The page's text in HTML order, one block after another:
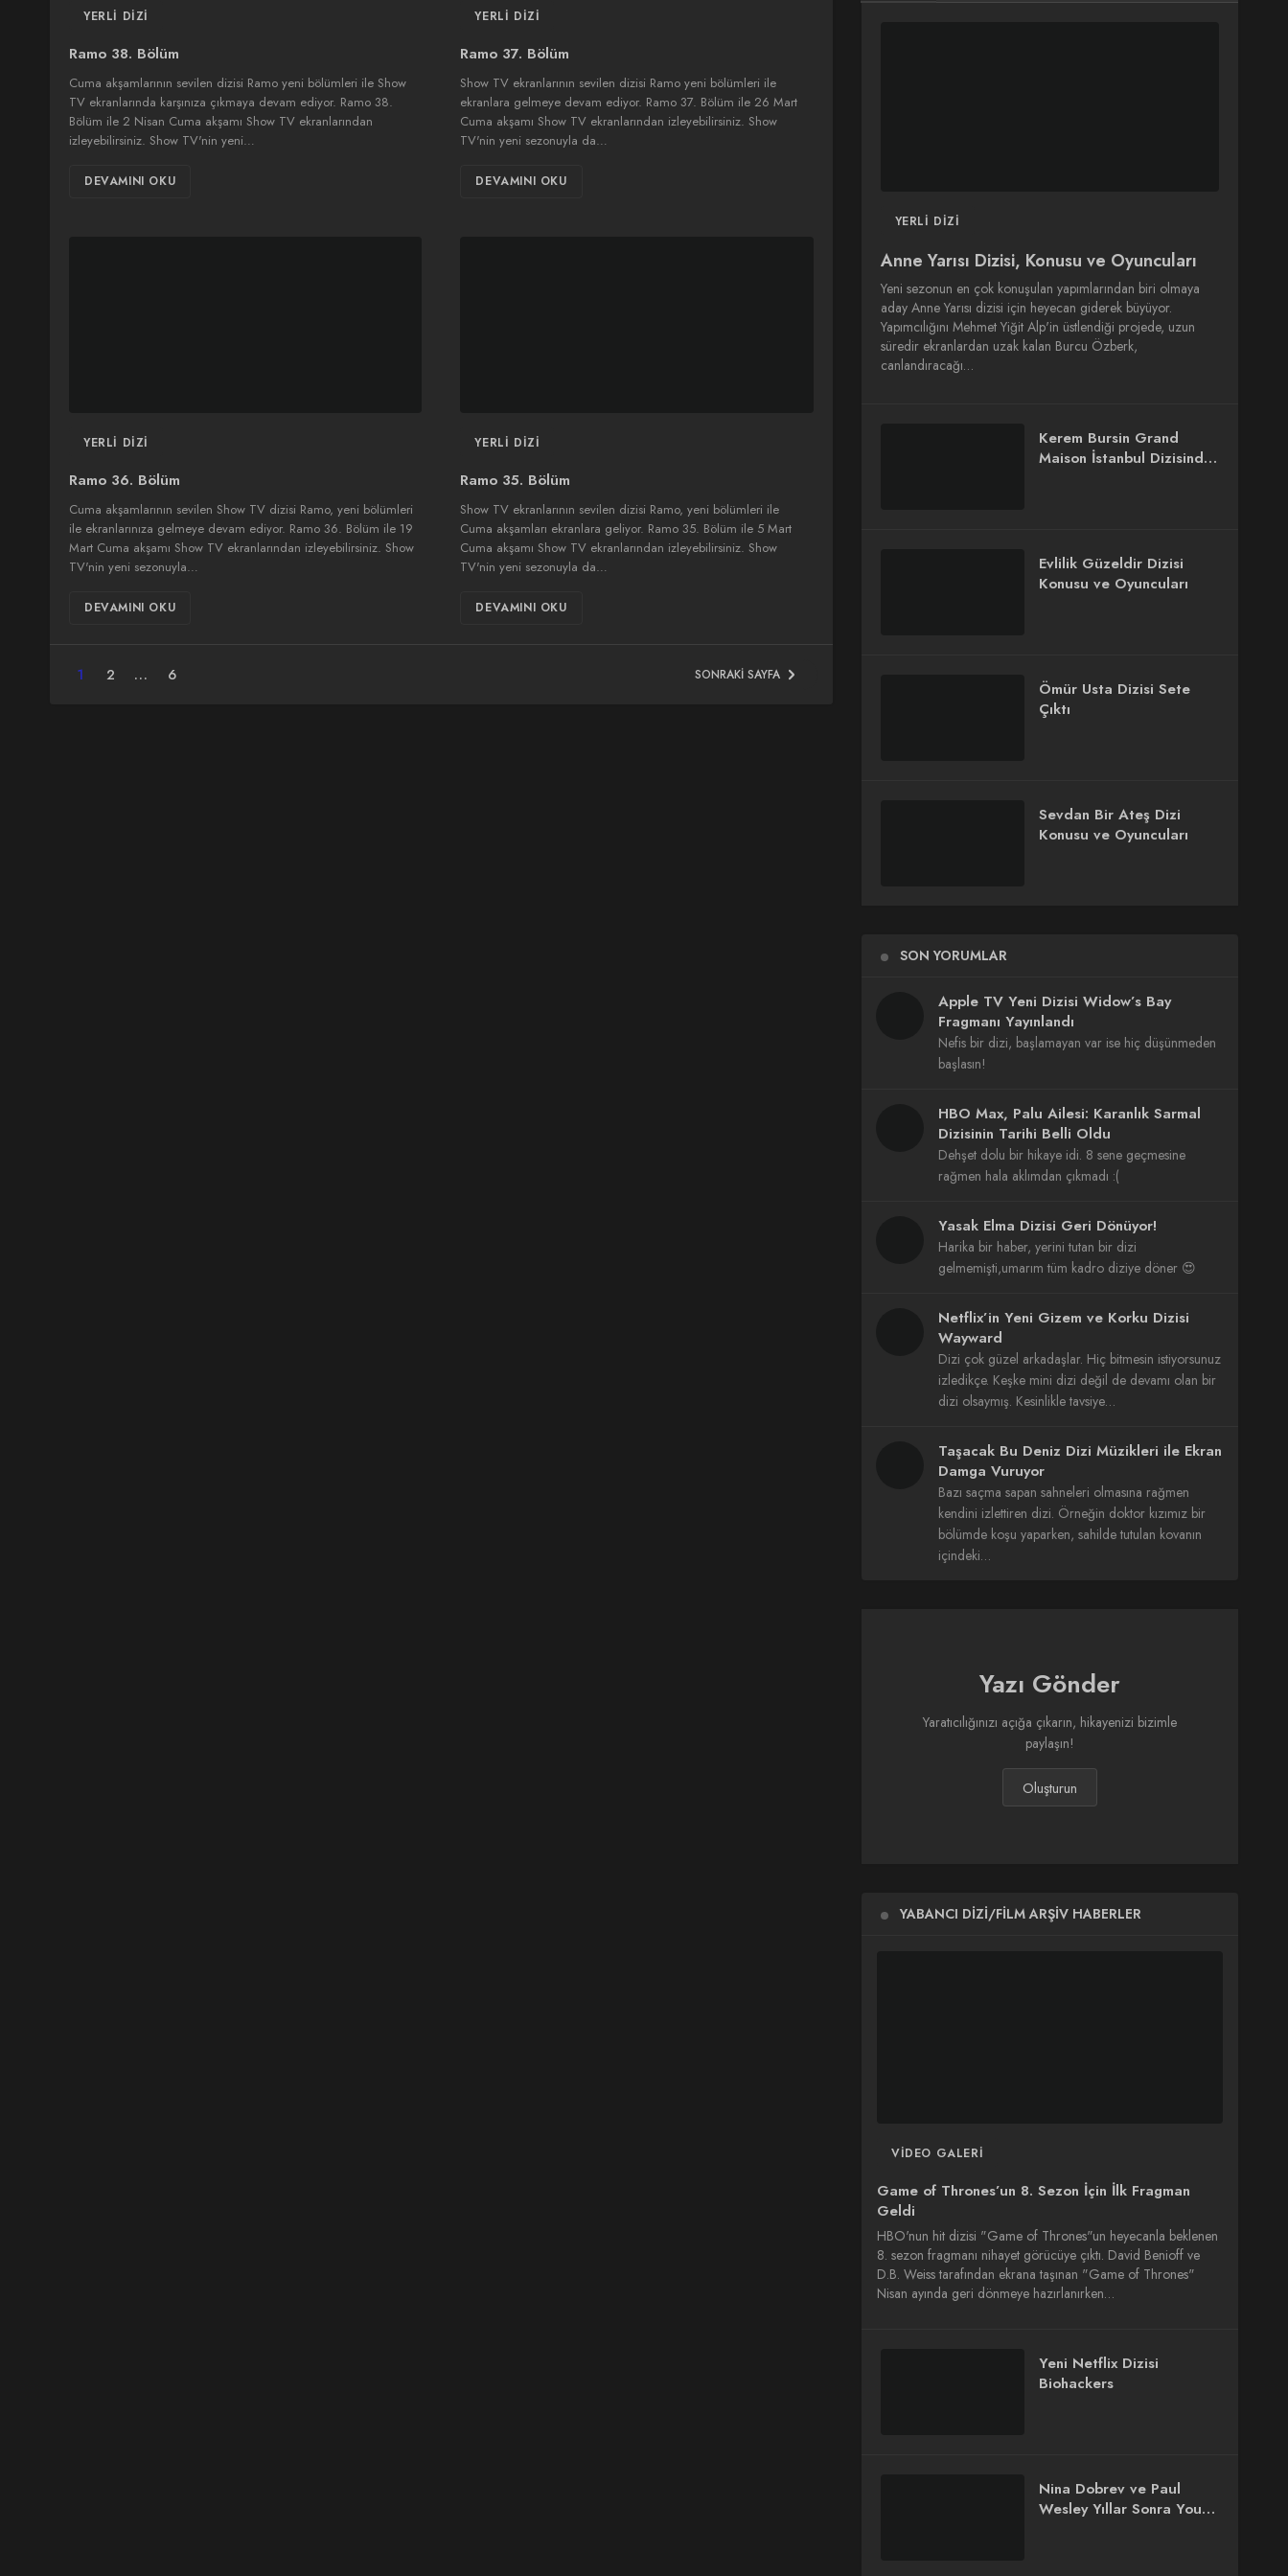
YERLI DIZI
Ramo 38. Bölüm
Cuma akşamlarının sevilen dizisi Ramo yeni bölümleri ile Show
TV ekranlarında karşınıza çıkmaya devam ediyor. Ramo 38.
Bölüm ile 2 Nisan Cuma akşamı Show TV ekranlarından
izleyebilirsiniz. Show TV'nin yeni…
DEVAMINI OKU
YERLI DIZI
Ramo 37. Bölüm
Show TV ekranlarının sevilen dizisi Ramo yeni bölümleri ile
ekranlara gelmeye devam ediyor. Ramo 37. Bölüm ile 26 Mart
Cuma akşamı Show TV ekranlarından izleyebilirsiniz. Show
TV'nin yeni sezonuyla da…
DEVAMINI OKU
YERLI DIZI
Ramo 36. Bölüm
Cuma akşamlarının sevilen Show TV dizisi Ramo, yeni bölümleri
ile ekranlarınıza gelmeye devam ediyor. Ramo 36. Bölüm ile 19
Mart Cuma akşamı Show TV ekranlarından izleyebilirsiniz. Show
TV'nin yeni sezonuyla…
DEVAMINI OKU
YERLI DIZI
Ramo 35. Bölüm
Show TV ekranlarının sevilen dizisi Ramo, yeni bölümleri ile
Cuma akşamları ekranlara geliyor. Ramo 35. Bölüm ile 5 Mart
Cuma akşamı Show TV ekranlarından izleyebilirsiniz. Show
TV'nin yeni sezonuyla da…
DEVAMINI OKU
1 2 … 6 SONRAKI SAYFA
YERLI DIZI
Anne Yarısı Dizisi, Konusu ve Oyuncuları
Yeni sezonun en çok konuşulan yapımlarından biri olmaya
aday Anne Yarısı dizisi için heyecan giderek büyüyor.
Yapımcılığını Mehmet Yiğit Alp'in üstlendiği projede, uzun
süredir ekranlardan uzak kalan Burcu Özberk,
canlandıracağı…
Kerem Bursin Grand
Maison İstanbul Dizisinde
Evlilik Güzeldir Dizisi
Konusu ve Oyuncuları
Ömür Usta Dizisi Sete
Çıktı
Sevdan Bir Ateş Dizi
Konusu ve Oyuncuları
SON YORUMLAR
Apple TV Yeni Dizisi Widow’s Bay
Fragmanı Yayınlandı
Nefis bir dizi, başlamayan var ise hiç düşünmeden
başlasın!
HBO Max, Palu Ailesi: Karanlık Sarmal
Dizisinin Tarihi Belli Oldu
Dehşet dolu bir hikaye idi. 8 sene geçmesine
rağmen hala aklımdan çıkmadı :(
Yasak Elma Dizisi Geri Dönüyor!
Harika bir haber, yerini tutan bir dizi
gelmemişti,umarım tüm kadro diziye döner 😍
Netflix’in Yeni Gizem ve Korku Dizisi
Wayward
Dizi çok güzel arkadaşlar. Hiç bitmesin istiyorsunuz
izledikçe. Keşke mini dizi değil de devamı olan bir
dizi olsaymış. Kesinlikle tavsiye…
Taşacak Bu Deniz Dizi Müzikleri ile Ekran
Damga Vuruyor
Bazı saçma sapan sahneleri olmasına rağmen
kendini izlettiren dizi. Örneğin doktor kızımız bir
bölümde koşu yaparken, sahilde tutulan kovanın
içindeki…
Yazı Gönder
Yaratıcılığınızı açığa çıkarın, hikayenizi bizimle
paylaşın!
Oluşturun
YABANCI DIZI/FILM ARŞIV HABERLER
VIDEO GALERI
Game of Thrones’un 8. Sezon İçin İlk Fragman
Geldi
HBO'nun hit dizisi "Game of Thrones"un heyecanla beklenen
8. sezon fragmanı nihayet görücüye çıktı. David Benioff ve
D.B. Weiss tarafından ekrana taşınan "Game of Thrones"
Nisan ayında geri dönmeye hazırlanırken…
Yeni Netflix Dizisi
Biohackers
Nina Dobrev ve Paul
Wesley Yıllar Sonra You